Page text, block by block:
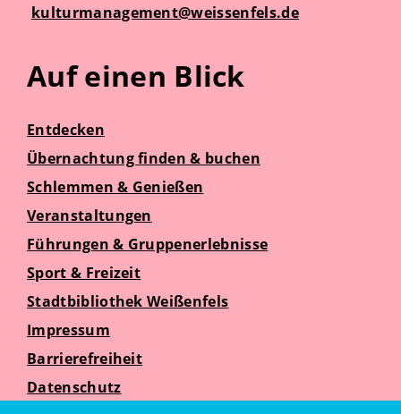
kulturmanagement@weissenfels.de
Auf einen Blick
Entdecken
Übernachtung finden & buchen
Schlemmen & Genießen
Veranstaltungen
Führungen & Gruppenerlebnisse
Sport & Freizeit
Stadtbibliothek Weißenfels
Impressum
Barrierefreiheit
Datenschutz